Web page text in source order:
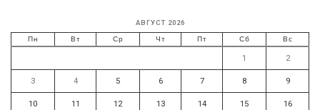
АВГУСТ 2026
Пн Вт Ср Чт Пт Сб Вс
1 2
3 4 5 6 7 8 9
10 11 12 13 14 15 16